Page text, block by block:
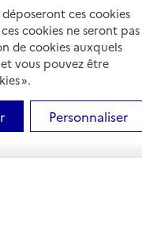
ces cookies
cookies ne seront pas
de cookies auxquels
vous pouvez être
».
Personnaliser